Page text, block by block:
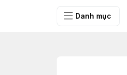
Danh mục